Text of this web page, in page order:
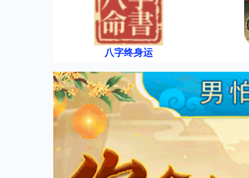
八字终身运